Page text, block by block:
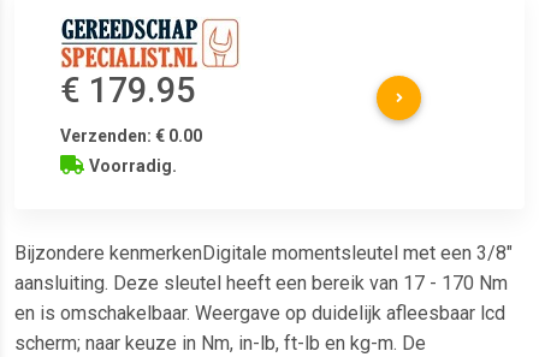
€ 179.95
Verzenden: € 0.00
Voorradig.
Bijzondere kenmerkenDigitale momentsleutel met een 3/8"
aansluiting. Deze sleutel heeft een bereik van 17 - 170 Nm
en is omschakelbaar. Weergave op duidelijk afleesbaar lcd
scherm; naar keuze in Nm, in-lb, ft-lb en kg-m. De